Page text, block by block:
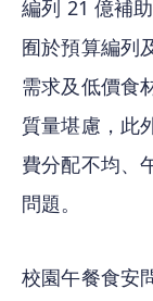
編列 21 億補
囿於預算編列
需求及低價食
質量堪慮，此
費分配不均、
問題。
校園午餐食安